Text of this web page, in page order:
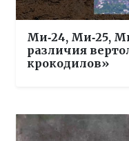
Ми‑24, Ми‑25,
различия
крокодилов»